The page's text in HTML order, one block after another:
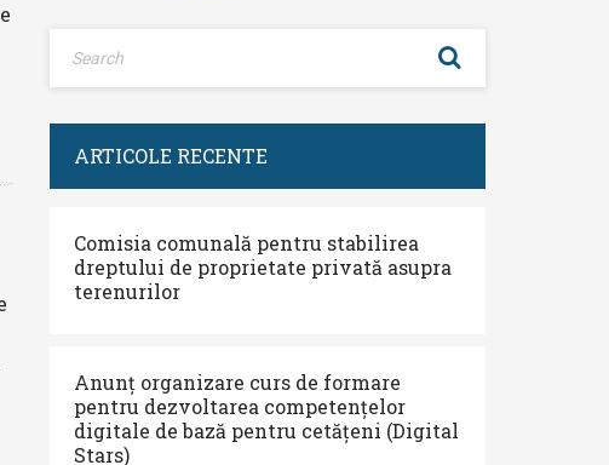
ARTICOLE RECENTE
Comisia comunală pentru stabilirea
dreptului de proprietate privată asupra
terenurilor
Anunț organizare curs de formare
pentru dezvoltarea competențelor
digitale de bază pentru cetățeni (Digital
Stars)